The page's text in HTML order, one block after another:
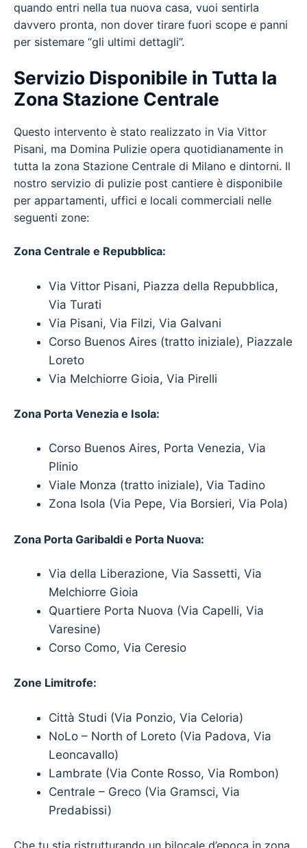
quando entri nella tua nuova casa, vuoi sentirla
davvero pronta, non dover tirare fuori scope e panni
per sistemare “gli ultimi dettagli”.
Servizio Disponibile in Tutta la
Zona Stazione Centrale
Questo intervento è stato realizzato in Via Vittor
Pisani, ma Domina Pulizie opera quotidianamente in
tutta la zona Stazione Centrale di Milano e dintorni. Il
nostro servizio di pulizie post cantiere è disponibile
per appartamenti, uffici e locali commerciali nelle
seguenti zone:
Zona Centrale e Repubblica:
Via Vittor Pisani, Piazza della Repubblica,
Via Turati
Via Pisani, Via Filzi, Via Galvani
Corso Buenos Aires (tratto iniziale), Piazzale
Loreto
Via Melchiorre Gioia, Via Pirelli
Zona Porta Venezia e Isola:
Corso Buenos Aires, Porta Venezia, Via
Plinio
Viale Monza (tratto iniziale), Via Tadino
Zona Isola (Via Pepe, Via Borsieri, Via Pola)
Zona Porta Garibaldi e Porta Nuova:
Via della Liberazione, Via Sassetti, Via
Melchiorre Gioia
Quartiere Porta Nuova (Via Capelli, Via
Varesine)
Corso Como, Via Ceresio
Zone Limitrofe:
Città Studi (Via Ponzio, Via Celoria)
NoLo – North of Loreto (Via Padova, Via
Leoncavallo)
Lambrate (Via Conte Rosso, Via Rombon)
Centrale – Greco (Via Gramsci, Via
Predabissi)